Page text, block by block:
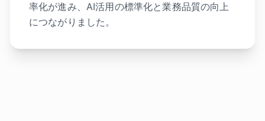
率化が進み、AI活用の標準化と業務品質の向上
につながりました。